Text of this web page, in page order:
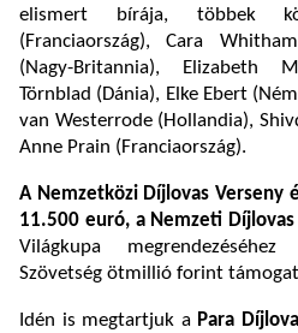
elismert bírája, többek
(Franciaország), Cara
(Nagy-Britannia), Elizabeth
Törnblad (Dánia), Elke Ebert
van Westerrode (Hollandia),
Anne Prain (Franciaország).
A Nemzetközi Díjlovas Verseny
11.500 euró, a Nemzeti
Világkupa
Szövetség ötmillió forint
Idén is megtartjuk a Para